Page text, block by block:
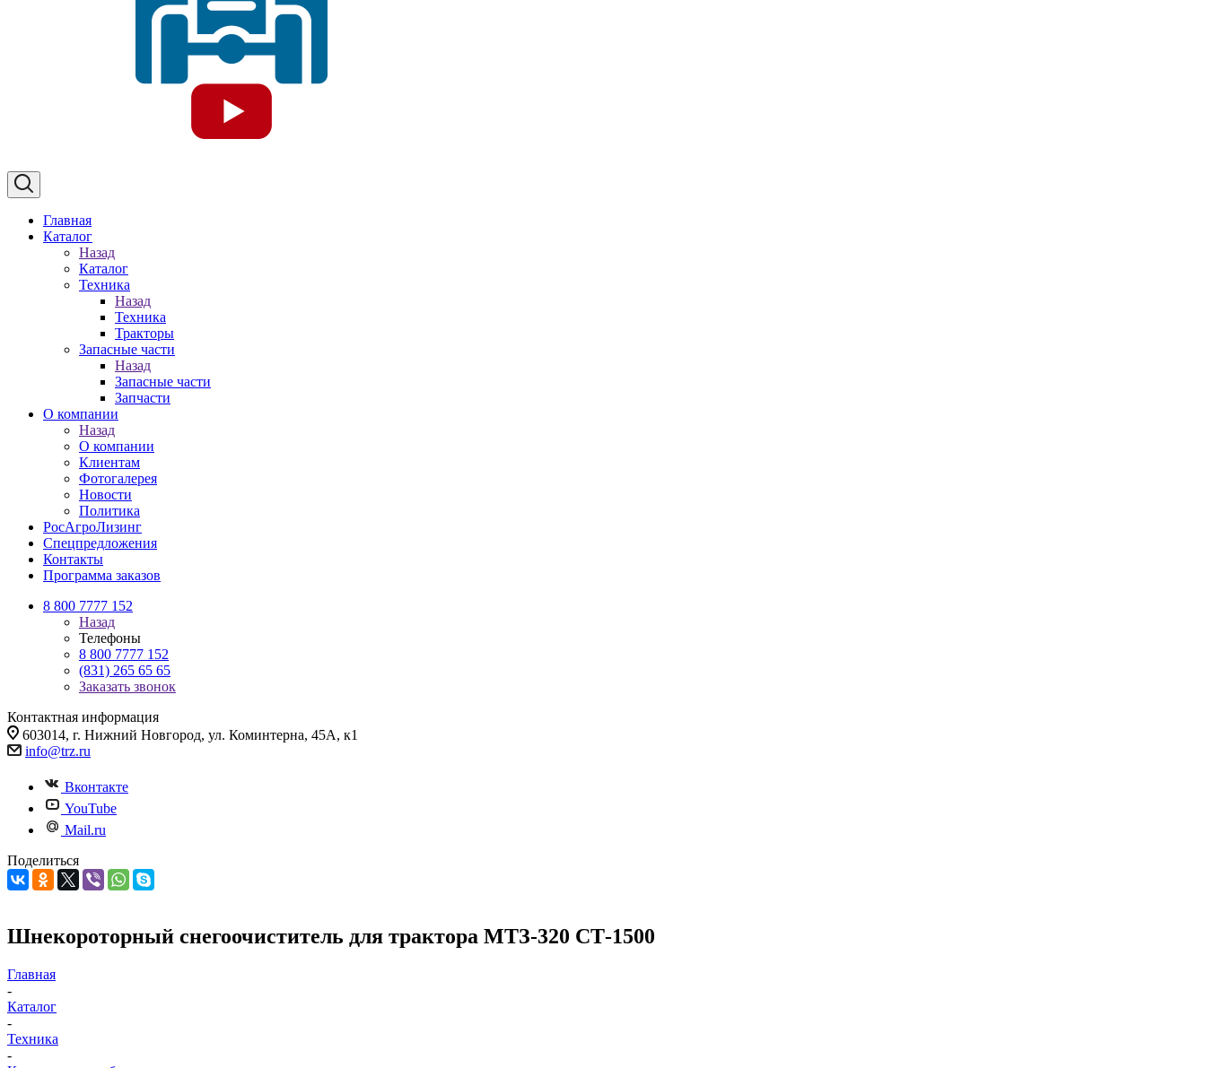
Главная
Каталог
Назад
Каталог
Техника
Назад
Техника
Тракторы
Запасные части
Назад
Запасные части
Запчасти
О компании
Назад
О компании
Клиентам
Фотогалерея
Новости
Политика
РосАгроЛизинг
Спецпредложения
Контакты
Программа заказов
8 800 7777 152
Назад
Телефоны
8 800 7777 152
(831) 265 65 65
Заказать звонок
Контактная информация
603014, г. Нижний Новгород, ул. Коминтерна, 45А, к1
info@trz.ru
Вконтакте
YouTube
Mail.ru
Поделиться
Шнекороторный снегоочиститель для трактора МТЗ-320 СТ-1500
Главная
-
Каталог
-
Техника
-